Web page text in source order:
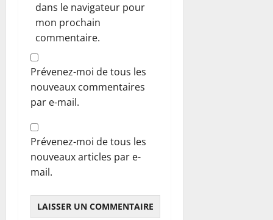
dans le navigateur pour
mon prochain
commentaire.
Prévenez-moi de tous les
nouveaux commentaires
par e-mail.
Prévenez-moi de tous les
nouveaux articles par e-
mail.